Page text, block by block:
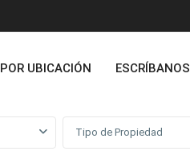
POR UBICACIÓN
ESCRÍBANOS
Tipo de Propiedad